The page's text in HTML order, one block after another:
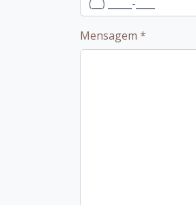
Mensagem *